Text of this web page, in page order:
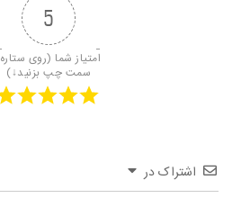
5
امتیاز شما (روی ستاره
سمت چپ بزنید↓)
اشتراک در